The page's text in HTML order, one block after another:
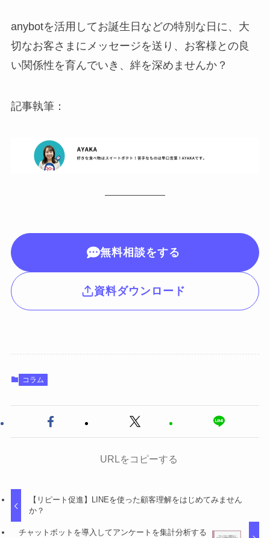
anybotを活用してお誕生日などの特別な日に、大
切なお客さまにメッセージを送り、お客様との良
い関係性を育んでいき、絆を深めませんか？
記事執筆：
無料相談をする
資料ダウンロード
コラム
URLをコピーする
【リピート促進】LINEを使った顧客理解をはじめてみません
か？
チャットボットを導入してアンケートを集計分析する